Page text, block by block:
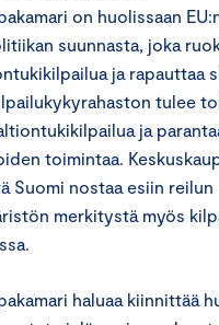
on huolissaan
suunnasta, joka
ja rapauttaa
tulee
ja
toimintaa.
Suomi nostaa esiin reilun
merkitystä myös
haluaa kiinnittää